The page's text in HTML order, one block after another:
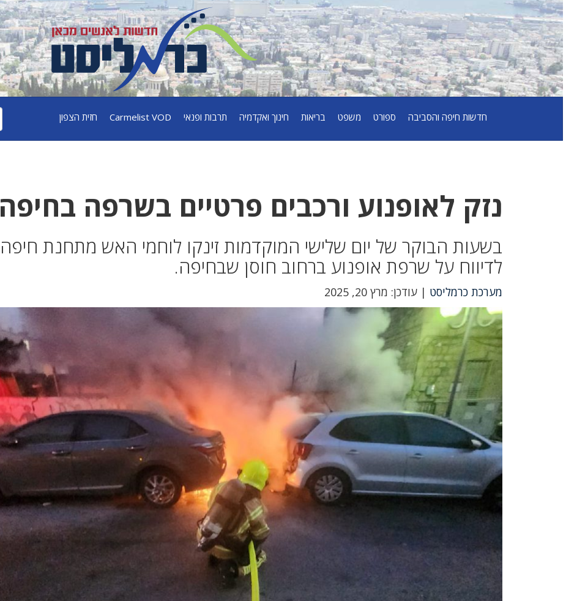
חדשות חיפה והסביבה ספורט משפט בריאות חינוך ואקדמיה תרבות ופנאי Carmelist VOD חזית הצפון
נזק לאופנוע ורכבים פרטיים בשרפה בחיפה
בשעות הבוקר של יום שלישי המוקדמות זינקו לוחמי האש מתחנת חיפה
לדיווח על שרפת אופנוע ברחוב חוסן שבחיפה.
מערכת כרמליסט | עודכן: מרץ 20, 2025